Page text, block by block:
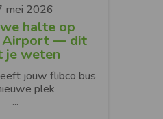
mei 2026
halte op
Airport — dit
je weten
jouw flibco bus
plek
...